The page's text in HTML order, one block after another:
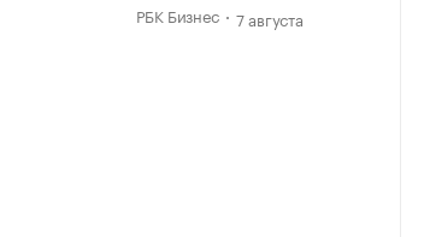
РБК Бизнес
7 августа